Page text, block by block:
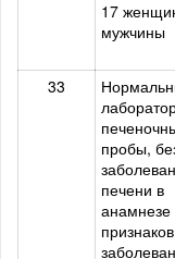
17
мужчины
33
пробы,
печени в
анамнезе
признаков